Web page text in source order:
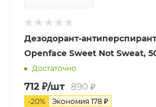
Дезодорант-
Openface Sweet Not Sweat,
Достаточно
712 ₽/шт 890 ₽
-20% Экономия 178 ₽